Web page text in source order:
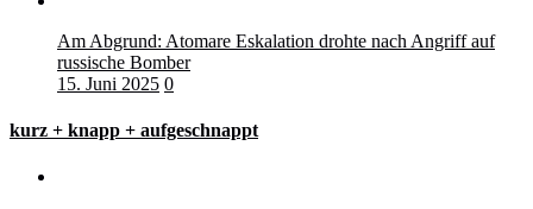
Am Abgrund: Atomare Eskalation drohte nach Angriff auf
russische Bomber
15. Juni 2025 0
kurz + knapp + aufgeschnappt